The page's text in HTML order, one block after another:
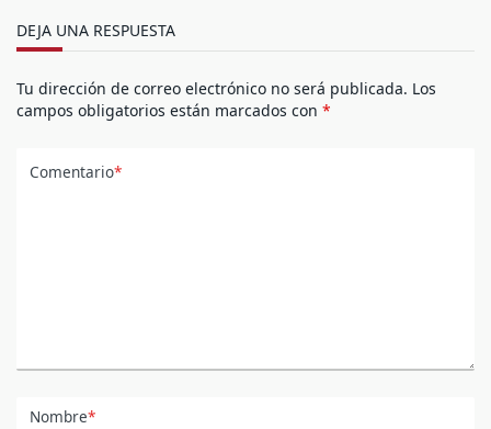
DEJA UNA RESPUESTA
Tu dirección de correo electrónico no será publicada. Los
campos obligatorios están marcados con *
Comentario*
Nombre*